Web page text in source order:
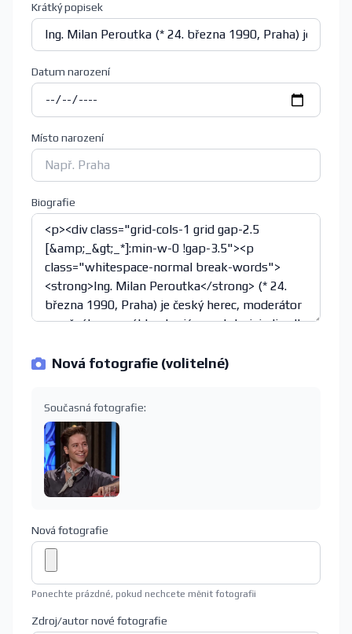
Krátký popisek
Datum narození
Místo narození
Biografie
Nová fotografie (volitelné)
Současná fotografie:
Nová fotografie
Ponechte prázdné, pokud nechcete měnit fotografii
Zdroj/autor nové fotografie